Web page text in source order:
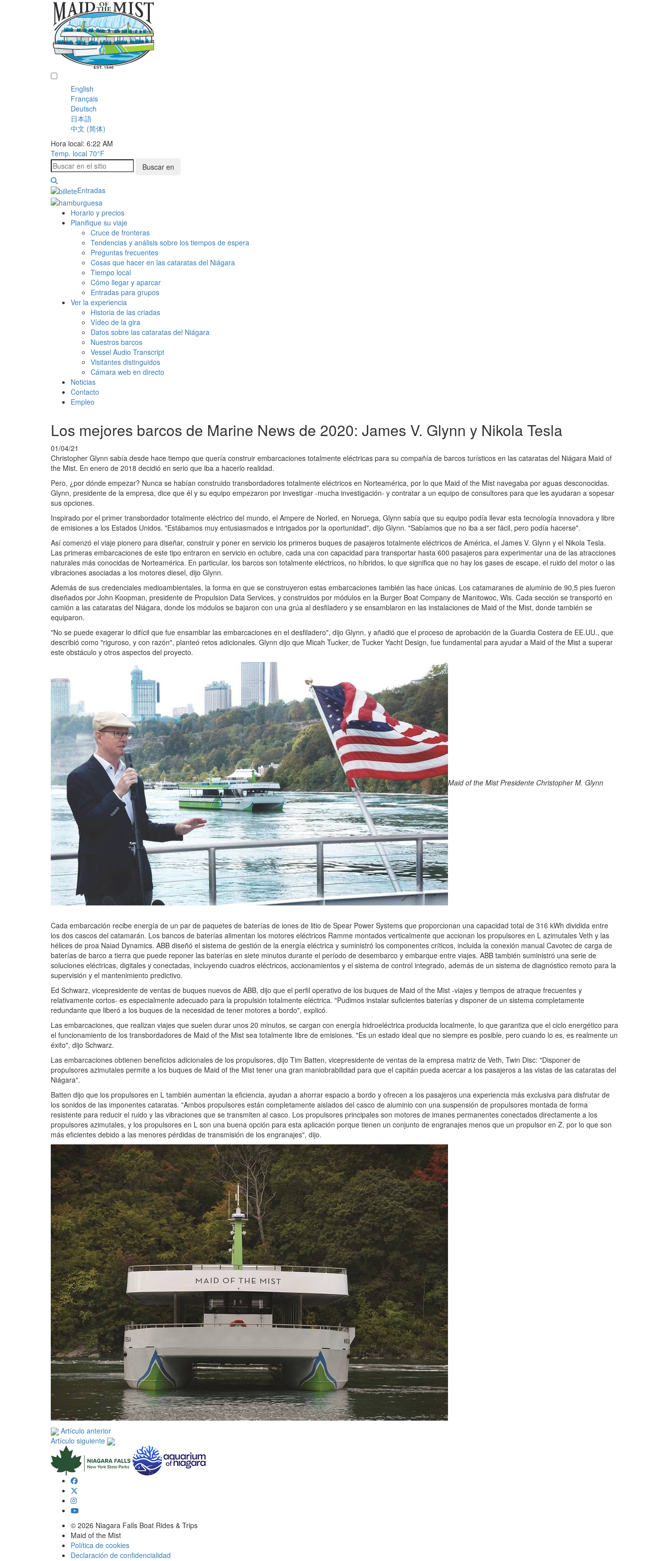
English
Français
Deutsch
日本語
中文 (简体)
Hora local: 6:22 AM
Temp. local 70°F
Buscar en
Entradas
Horario y precios
Planifique su viaje
Cruce de fronteras
Tendencias y análisis sobre los tiempos de espera
Preguntas frecuentes
Cosas que hacer en las cataratas del Niágara
Tiempo local
Cómo llegar y aparcar
Entradas para grupos
Ver la experiencia
Historia de las criadas
Vídeo de la gira
Datos sobre las cataratas del Niágara
Nuestros barcos
Vessel Audio Transcript
Visitantes distinguidos
Cámara web en directo
Noticias
Contacto
Empleo
Los mejores barcos de Marine News de 2020: James V. Glynn y Nikola Tesla
01/04/21
Christopher Glynn sabía desde hace tiempo que quería construir embarcaciones totalmente eléctricas para su compañía de barcos turísticos en las cataratas del Niágara Maid of
the Mist. En enero de 2018 decidió en serio que iba a hacerlo realidad.
Pero, ¿por dónde empezar? Nunca se habían construido transbordadores totalmente eléctricos en Norteamérica, por lo que Maid of the Mist navegaba por aguas desconocidas.
Glynn, presidente de la empresa, dice que él y su equipo empezaron por investigar -mucha investigación- y contratar a un equipo de consultores para que les ayudaran a sopesar
sus opciones.
Inspirado por el primer transbordador totalmente eléctrico del mundo, el Ampere de Norled, en Noruega, Glynn sabía que su equipo podía llevar esta tecnología innovadora y libre
de emisiones a los Estados Unidos. "Estábamos muy entusiasmados e intrigados por la oportunidad", dijo Glynn. "Sabíamos que no iba a ser fácil, pero podía hacerse".
Así comenzó el viaje pionero para diseñar, construir y poner en servicio los primeros buques de pasajeros totalmente eléctricos de América, el James V. Glynn y el Nikola Tesla.
Las primeras embarcaciones de este tipo entraron en servicio en octubre, cada una con capacidad para transportar hasta 600 pasajeros para experimentar una de las atracciones
naturales más conocidas de Norteamérica. En particular, los barcos son totalmente eléctricos, no híbridos, lo que significa que no hay los gases de escape, el ruido del motor o las
vibraciones asociadas a los motores diesel, dijo Glynn.
Además de sus credenciales medioambientales, la forma en que se construyeron estas embarcaciones también las hace únicas. Los catamaranes de aluminio de 90,5 pies fueron
diseñados por John Koopman, presidente de Propulsion Data Services, y construidos por módulos en la Burger Boat Company de Manitowoc, Wis. Cada sección se transportó en
camión a las cataratas del Niágara, donde los módulos se bajaron con una grúa al desfiladero y se ensamblaron en las instalaciones de Maid of the Mist, donde también se
equiparon.
"No se puede exagerar lo difícil que fue ensamblar las embarcaciones en el desfiladero", dijo Glynn, y añadió que el proceso de aprobación de la Guardia Costera de EE.UU., que
describió como "riguroso, y con razón", planteó retos adicionales. Glynn dijo que Micah Tucker, de Tucker Yacht Design, fue fundamental para ayudar a Maid of the Mist a superar
este obstáculo y otros aspectos del proyecto.
Maid of the Mist Presidente Christopher M. Glynn
Cada embarcación recibe energía de un par de paquetes de baterías de iones de litio de Spear Power Systems que proporcionan una capacidad total de 316 kWh dividida entre
los dos cascos del catamarán. Los bancos de baterías alimentan los motores eléctricos Ramme montados verticalmente que accionan los propulsores en L azimutales Veth y las
hélices de proa Naiad Dynamics. ABB diseñó el sistema de gestión de la energía eléctrica y suministró los componentes críticos, incluida la conexión manual Cavotec de carga de
baterías de barco a tierra que puede reponer las baterías en siete minutos durante el período de desembarco y embarque entre viajes. ABB también suministró una serie de
soluciones eléctricas, digitales y conectadas, incluyendo cuadros eléctricos, accionamientos y el sistema de control integrado, además de un sistema de diagnóstico remoto para la
supervisión y el mantenimiento predictivo.
Ed Schwarz, vicepresidente de ventas de buques nuevos de ABB, dijo que el perfil operativo de los buques de Maid of the Mist -viajes y tiempos de atraque frecuentes y
relativamente cortos- es especialmente adecuado para la propulsión totalmente eléctrica. "Pudimos instalar suficientes baterías y disponer de un sistema completamente
redundante que liberó a los buques de la necesidad de tener motores a bordo", explicó.
Las embarcaciones, que realizan viajes que suelen durar unos 20 minutos, se cargan con energía hidroeléctrica producida localmente, lo que garantiza que el ciclo energético para
el funcionamiento de los transbordadores de Maid of the Mist sea totalmente libre de emisiones. "Es un estado ideal que no siempre es posible, pero cuando lo es, es realmente un
éxito", dijo Schwarz.
Las embarcaciones obtienen beneficios adicionales de los propulsores, dijo Tim Batten, vicepresidente de ventas de la empresa matriz de Veth, Twin Disc: "Disponer de
propulsores azimutales permite a los buques de Maid of the Mist tener una gran maniobrabilidad para que el capitán pueda acercar a los pasajeros a las vistas de las cataratas del
Niágara".
Batten dijo que los propulsores en L también aumentan la eficiencia, ayudan a ahorrar espacio a bordo y ofrecen a los pasajeros una experiencia más exclusiva para disfrutar de
los sonidos de las imponentes cataratas. "Ambos propulsores están completamente aislados del casco de aluminio con una suspensión de propulsores montada de forma
resistente para reducir el ruido y las vibraciones que se transmiten al casco. Los propulsores principales son motores de imanes permanentes conectados directamente a los
propulsores azimutales, y los propulsores en L son una buena opción para esta aplicación porque tienen un conjunto de engranajes menos que un propulsor en Z, por lo que son
más eficientes debido a las menores pérdidas de transmisión de los engranajes", dijo.
Artículo anterior
Artículo siguiente
© 2026 Niagara Falls Boat Rides & Trips
Maid of the Mist
Política de cookies
Declaración de confidencialidad